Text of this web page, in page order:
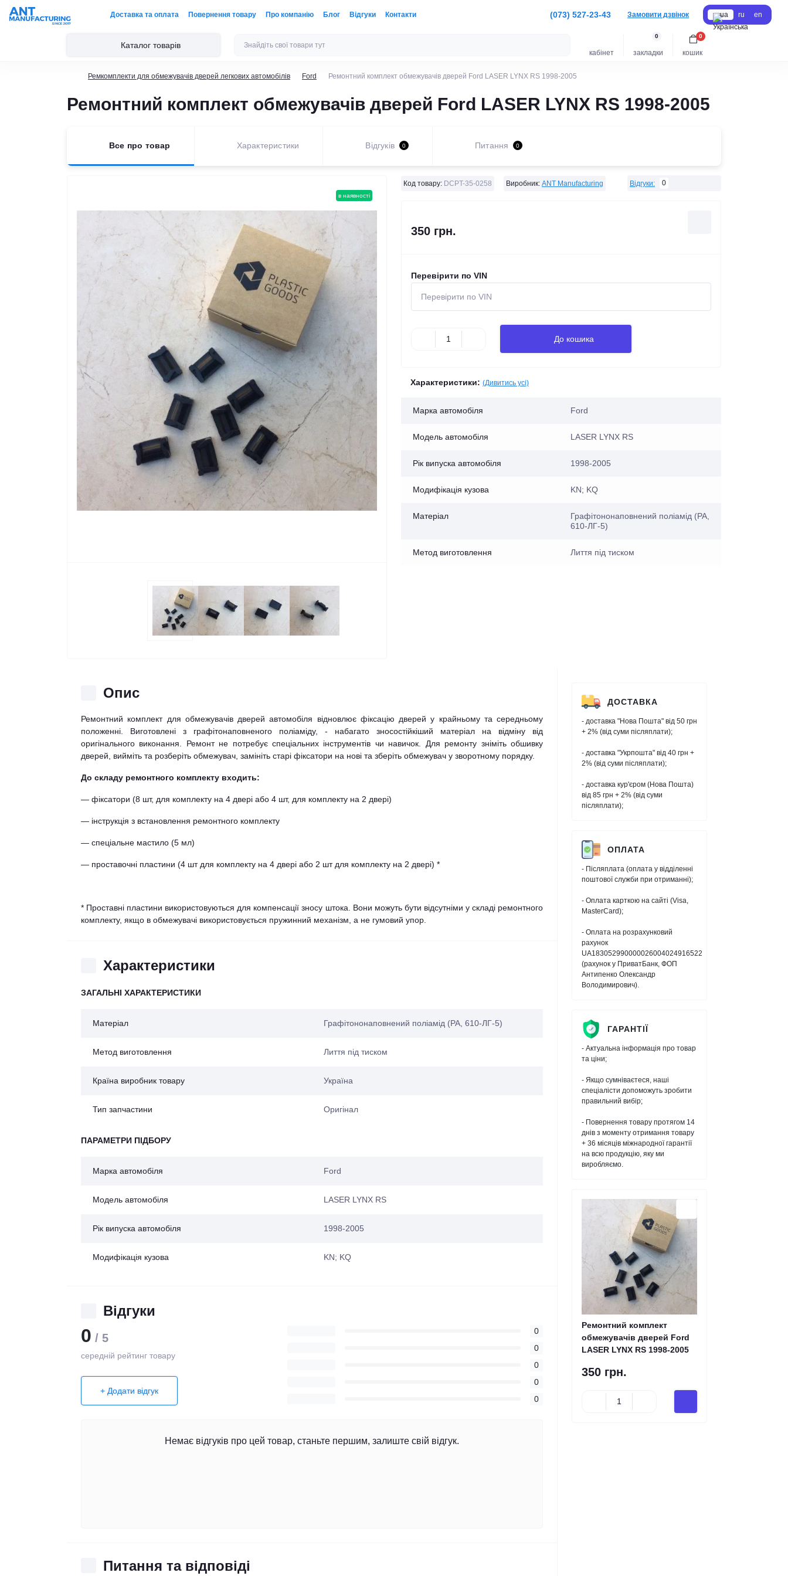
Доставка та оплата Повернення товару Про компанію Блог Відгуки Контакти (073) 527-23-43 Замовити дзвінок ua ru en
Каталог товарів
кабінет закладки
0
кошик
0
Ремкомплекти для обмежувачів дверей легкових автомобілів Ford Ремонтний комплект обмежувачів дверей Ford LASER LYNX RS 1998-2005
Ремонтний комплект обмежувачів дверей Ford LASER LYNX RS 1998-2005
Все про товар Характеристики Відгуків 0 Питання 0
в наявності
Код товару: DCPT-35-0258 Виробник: ANT Manufacturing Відгуки: 0
350 грн.
Перевірити по VIN
До кошика
Характеристики: (Дивитись усі)
Марка автомобіля Ford
Модель автомобіля LASER LYNX RS
Рік випуска автомобіля 1998-2005
Модифікація кузова KN; KQ
Матеріал
Графітононаповнений поліамід (PA,
610-ЛГ-5)
Метод виготовлення Лиття під тиском
Опис
Ремонтний комплект для обмежувачів дверей автомобіля відновлює фіксацію дверей у крайньому та середньому
положенні. Виготовлені з графітонаповненого поліаміду, - набагато зносостійкіший матеріал на відміну від
оригінального виконання. Ремонт не потребує спеціальних інструментів чи навичок. Для ремонту зніміть обшивку
дверей, вийміть та розберіть обмежувач, замініть старі фіксатори на нові та зберіть обмежувач у зворотному порядку.
До складу ремонтного комплекту входить:
— фіксатори (8 шт, для комплекту на 4 двері або 4 шт, для комплекту на 2 двері)
— інструкція з встановлення ремонтного комплекту
— спеціальне мастило (5 мл)
— проставочні пластини (4 шт для комплекту на 4 двері або 2 шт для комплекту на 2 двері) *
* Проставні пластини використовуються для компенсації зносу штока. Вони можуть бути відсутніми у складі ремонтного
комплекту, якщо в обмежувачі використовується пружинний механізм, а не гумовий упор.
Характеристики
ЗАГАЛЬНІ ХАРАКТЕРИСТИКИ
Матеріал Графітононаповнений поліамід (PA, 610-ЛГ-5)
Метод виготовлення Лиття під тиском
Країна виробник товару Україна
Тип запчастини Оригінал
ПАРАМЕТРИ ПІДБОРУ
Марка автомобіля Ford
Модель автомобіля LASER LYNX RS
Рік випуска автомобіля 1998-2005
Модифікація кузова KN; KQ
Відгуки
0 / 5
середній рейтинг товару
+ Додати відгук
0
0
0
0
0
Немає відгуків про цей товар, станьте першим, залиште свій відгук.
Питання та відповіді
ДОСТАВКА
- доставка "Нова Пошта" від 50 грн
+ 2% (від суми післяплати);
- доставка "Укрпошта" від 40 грн +
2% (від суми післяплати);
- доставка кур'єром (Нова Пошта)
від 85 грн + 2% (від суми
післяплати);
ОПЛАТА
- Післяплата (оплата у відділенні
поштової служби при отриманні);
- Оплата карткою на сайті (Visa,
MasterCard);
- Оплата на розрахунковий
рахунок
UA183052990000026004024916522
(рахунок у ПриватБанк, ФОП
Антипенко Олександр
Володимирович).
ГАРАНТІЇ
- Актуальна інформація про товар
та ціни;
- Якщо сумніваєтеся, наші
спеціалісти допоможуть зробити
правильний вибір;
- Повернення товару протягом 14
днів з моменту отримання товару
+ 36 місяців міжнародної гарантії
на всю продукцію, яку ми
виробляємо.
Ремонтний комплект
обмежувачів дверей Ford
LASER LYNX RS 1998-2005
350 грн.